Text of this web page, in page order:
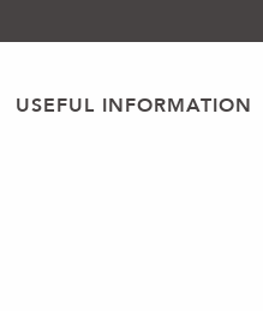
USEFUL INFORMATION